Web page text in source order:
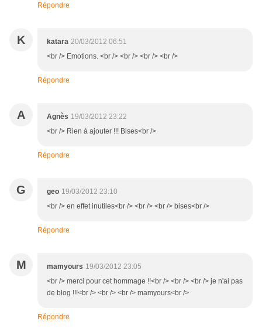
Répondre
K katara 20/03/2012 06:51
<br /> Emotions. <br /> <br /> <br /> <br />
Répondre
A Agnès 19/03/2012 23:22
<br /> Rien à ajouter !!! Bises<br />
Répondre
G geo 19/03/2012 23:10
<br /> en effet inutiles<br /> <br /> <br /> bises<br />
Répondre
M mamyours 19/03/2012 23:05
<br /> merci pour cet hommage !!<br /> <br /> <br /> je n'ai pas
de blog !!!<br /> <br /> <br /> mamyours<br />
Répondre